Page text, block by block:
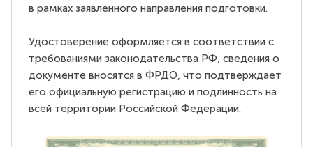
в рамках заявленного направления подготовки.
Удостоверение оформляется в соответствии с
требованиями законодательства РФ, сведения о
документе вносятся в ФРДО, что подтверждает
его официальную регистрацию и подлинность на
всей территории Российской Федерации.